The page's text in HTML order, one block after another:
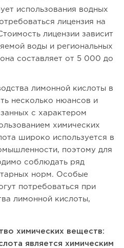
использования водных
лицензия на
лицензии зависит
воды и региональных
составляет от 5 000 до
лимонной кислоты в
несколько нюансов и
с характером
химических
широко используется в
поэтому для
соблюдать ряд
норм. Особые
потребоваться при
лимонной кислоты,
химических веществ:
является химическим